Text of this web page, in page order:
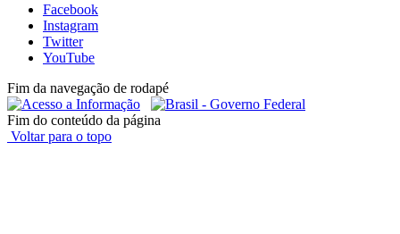
Facebook
Instagram
Twitter
YouTube
Fim da navegação de rodapé
Fim do conteúdo da página
Voltar para o topo